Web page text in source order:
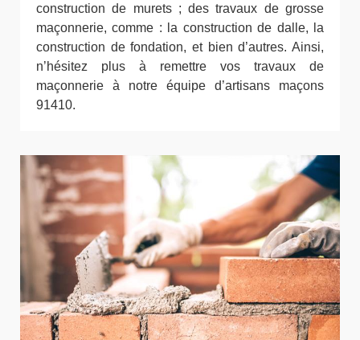
construction de murets ; des travaux de grosse
maçonnerie, comme : la construction de dalle, la
construction de fondation, et bien d’autres. Ainsi,
n’hésitez plus à remettre vos travaux de
maçonnerie à notre équipe d’artisans maçons
91410.